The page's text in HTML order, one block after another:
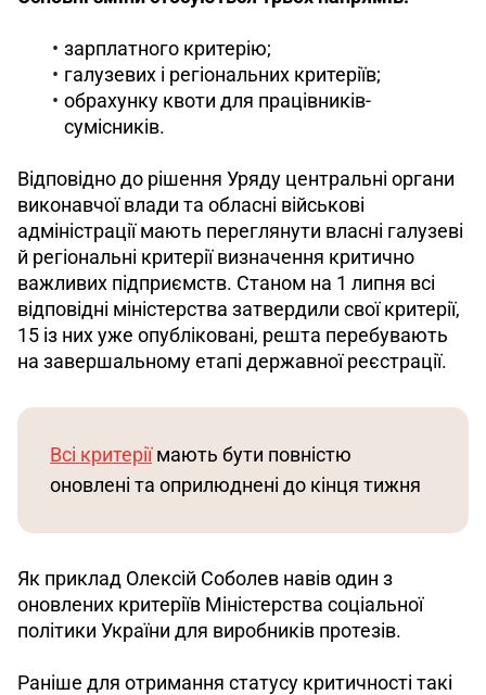
зарплатного критерію;
галузевих і регіональних критеріїв;
обрахунку квоти для працівників-
сумісників.
Відповідно до рішення Уряду центральні органи
виконавчої влади та обласні військові
адміністрації мають переглянути власні галузеві
й регіональні критерії визначення критично
важливих підприємств. Станом на 1 липня всі
відповідні міністерства затвердили свої критерії,
15 із них уже опубліковані, решта перебувають
на завершальному етапі державної реєстрації.
Всі критерії мають бути повністю
оновлені та оприлюднені до кінця тижня
Як приклад Олексій Соболев навів один з
оновлених критеріїв Міністерства соціальної
політики України для виробників протезів.
Раніше для отримання статусу критичності такі